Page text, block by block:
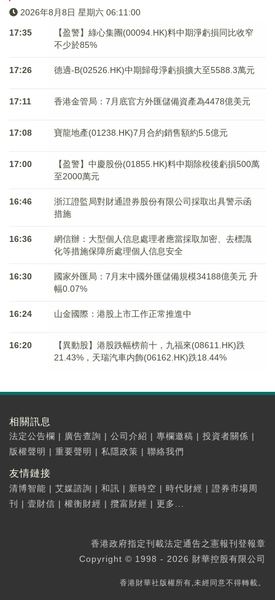
2026年8月8日 星期六 06:11:01
17:35
【盈警】綠心集團(00094.HK)料中期淨虧損同比收窄
不少於85%
17:26 德適-B(02526.HK)中期歸母淨虧損擴大至5588.3萬元
17:11 香港金管局：7月底官方外匯儲備資產為4478億美元
17:08 寶龍地產(01238.HK)7月合約銷售額約5.5億元
17:00
【盈警】中慶股份(01855.HK)料中期除稅後虧損500萬
至2000萬元
16:46
浙江證監局對財通證券股份有限公司採取出具警示函
措施
16:36
網信辦：大型個人信息處理者應當採取加密、去標識
化等措施保障所處理個人信息安全
16:30
國家外匯局：7月末中國外匯儲備規模34188億美元 升
幅0.07%
16:24 山金國際：港股上市工作正常推進中
16:20
【異動股】港股跌幅榜前十，九福來(08611.HK)跌
21.43%，天瑞汽車内飾(06162.HK)跌18.44%
相關訊息
法定公告欄 | 廣告查詢 | 公司介紹 | 專欄邀稿 | 投資者關係 |
版權聲明 | 重要聲明 | 私隱政策 | 聯絡我們
友情鏈接
清博智能 | 艾媒諮詢 | 和訊 | 新時空 | 時代財經 | 證券市場周
刊 | 壹財信 | 權衡財經 | 攬富財經 | 更多...
香港政府指定刊載法定通告之憲報刊登報章
Copyright © 1998 - 2026 財華控股有限公司
香港財華社版權所有,未經同意不得轉載。